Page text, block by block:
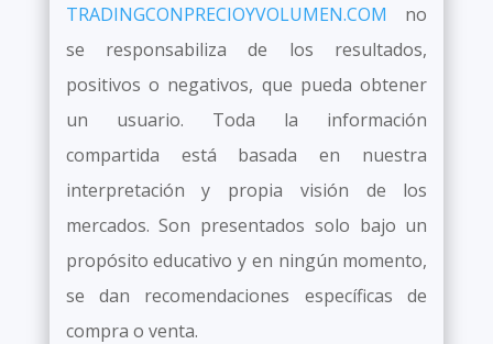
TRADINGCONPRECIOYVOLUMEN.COM no
se responsabiliza de los resultados,
positivos o negativos, que pueda obtener
un usuario. Toda la información
compartida está basada en nuestra
interpretación y propia visión de los
mercados. Son presentados solo bajo un
propósito educativo y en ningún momento,
se dan recomendaciones específicas de
compra o venta.